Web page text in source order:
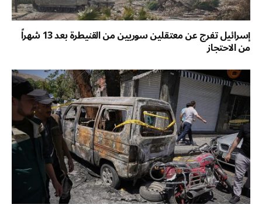
إسرائيل تفرج عن معتقلين سوريين من القنيطرة بعد 13 شهراً
من الاحتجاز